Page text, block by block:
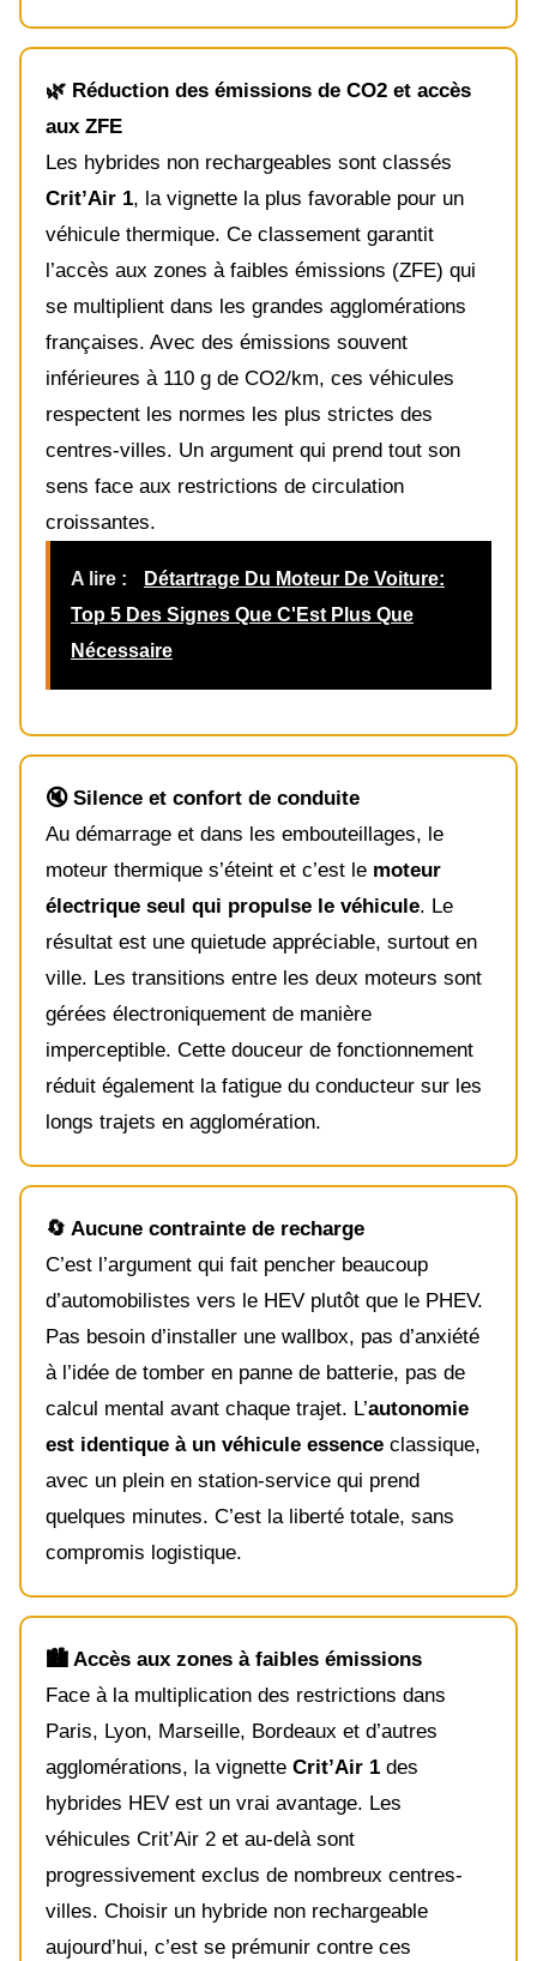
🌿 Réduction des émissions de CO2 et accès
aux ZFE
Les hybrides non rechargeables sont classés
Crit’Air 1, la vignette la plus favorable pour un
véhicule thermique. Ce classement garantit
l’accès aux zones à faibles émissions (ZFE) qui
se multiplient dans les grandes agglomérations
françaises. Avec des émissions souvent
inférieures à 110 g de CO2/km, ces véhicules
respectent les normes les plus strictes des
centres-villes. Un argument qui prend tout son
sens face aux restrictions de circulation
croissantes.
A lire :
Détartrage Du Moteur De Voiture:
Top 5 Des Signes Que C'Est Plus Que
Nécessaire
🔇 Silence et confort de conduite
Au démarrage et dans les embouteillages, le
moteur thermique s’éteint et c’est le moteur
électrique seul qui propulse le véhicule. Le
résultat est une quietude appréciable, surtout en
ville. Les transitions entre les deux moteurs sont
gérées électroniquement de manière
imperceptible. Cette douceur de fonctionnement
réduit également la fatigue du conducteur sur les
longs trajets en agglomération.
🔄 Aucune contrainte de recharge
C’est l’argument qui fait pencher beaucoup
d’automobilistes vers le HEV plutôt que le PHEV.
Pas besoin d’installer une wallbox, pas d’anxiété
à l’idée de tomber en panne de batterie, pas de
calcul mental avant chaque trajet. L’autonomie
est identique à un véhicule essence classique,
avec un plein en station-service qui prend
quelques minutes. C’est la liberté totale, sans
compromis logistique.
🏙️ Accès aux zones à faibles émissions
Face à la multiplication des restrictions dans
Paris, Lyon, Marseille, Bordeaux et d’autres
agglomérations, la vignette Crit’Air 1 des
hybrides HEV est un vrai avantage. Les
véhicules Crit’Air 2 et au-delà sont
progressivement exclus de nombreux centres-
villes. Choisir un hybride non rechargeable
aujourd’hui, c’est se prémunir contre ces